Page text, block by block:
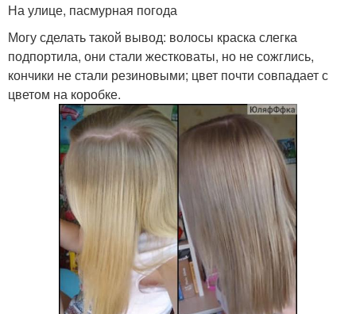
На улице, пасмурная погода
Могу сделать такой вывод: волосы краска слегка
подпортила, они стали жестковаты, но не сожглись,
кончики не стали резиновыми; цвет почти совпадает с
цветом на коробке.